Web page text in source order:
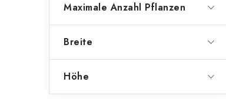
Maximale Anzahl Pflanzen
Breite
Höhe